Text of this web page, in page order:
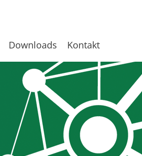
Downloads Kontakt